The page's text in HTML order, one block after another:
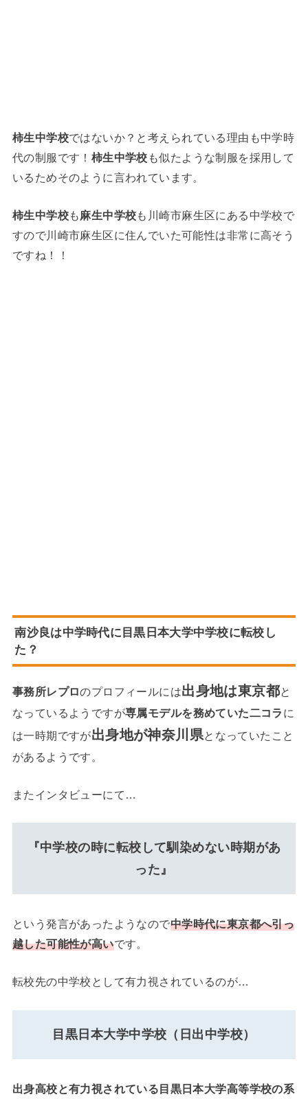
柿生中学校ではないか？と考えられている理由も中学時
代の制服です！ 柿生中学校 も似たような制服を採用して
いるためそのように言われています。
柿生中学校も麻生中学校も川崎市麻生区にある中学校で
すので川崎市麻生区に住んでいた可能性は非常に高そう
ですね！！
南沙良は中学時代に目黒日本大学中学校に転校し
た？
事務所レプロのプロフィールには出身地は東京都と
なっているようですが専属モデルを務めていた二コラ に
は一時期ですが出身地が神奈川県となっていたこと
があるようです。
またインタビューにて…
『中学校の時に転校して馴染めない時期があ
った』
という発言があったようなので中学時代に東京都へ引っ
越した可能性が高いです。
転校先の中学校として有力視されているのが…
目黒日本大学中学校（日出中学校）
出身高校と有力視されている目黒日本大学高等学校の系